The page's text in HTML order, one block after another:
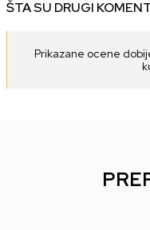
ŠTA SU DRUGI
Prikazane ocene